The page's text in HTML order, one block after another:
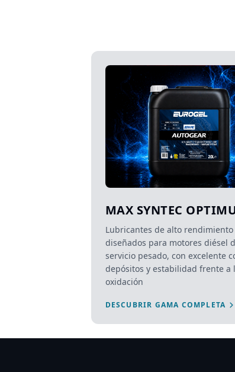
MAX SYNTEC
Lubricantes de alto rendimiento
diseñados para motores diésel
servicio pesado, con excelente
depósitos y estabilidad frente a
oxidación
DESCUBRIR GAMA COMPLETA